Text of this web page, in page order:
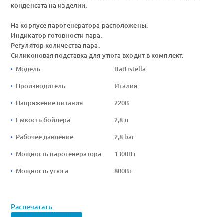
конденсата на изделии.
На корпусе парогенератора расположены:
Индикатор готовности пара.
Регулятор количества пара.
Силиконовая подставка для утюга входит в комплект.
Модель
Battistella
Производитель Италия
Напряжение питания 220В
Ёмкость бойлера 2,8 л
Рабочее давление 2,8 bar
Мощность парогенератора 1300Вт
Мощность утюга 800Вт
Распечатать